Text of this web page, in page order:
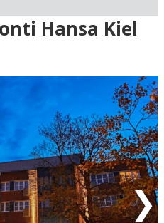
(bookingen går glat
ledig (kan
med endelig
priser.
Hansa Kiel